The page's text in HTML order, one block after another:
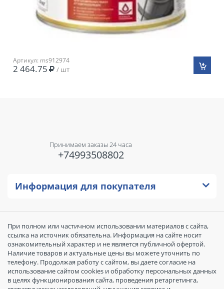
Артикул: ms912974
2 464.75 / шт
Принимаем заказы 24 часа
+74993508802
Информация для покупателя
При полном или частичном использовании материалов с сайта,
ссылка на источник обязательна. Информация на сайте носит
ознакомительный характер и не является публичной офертой.
Наличие товаров и актуальные цены вы можете уточнить по
телефону. Продолжая работу с сайтом, вы даете согласие на
использование сайтом cookies и обработку персональных данных
в целях функционирования сайта, проведения ретаргетинга,